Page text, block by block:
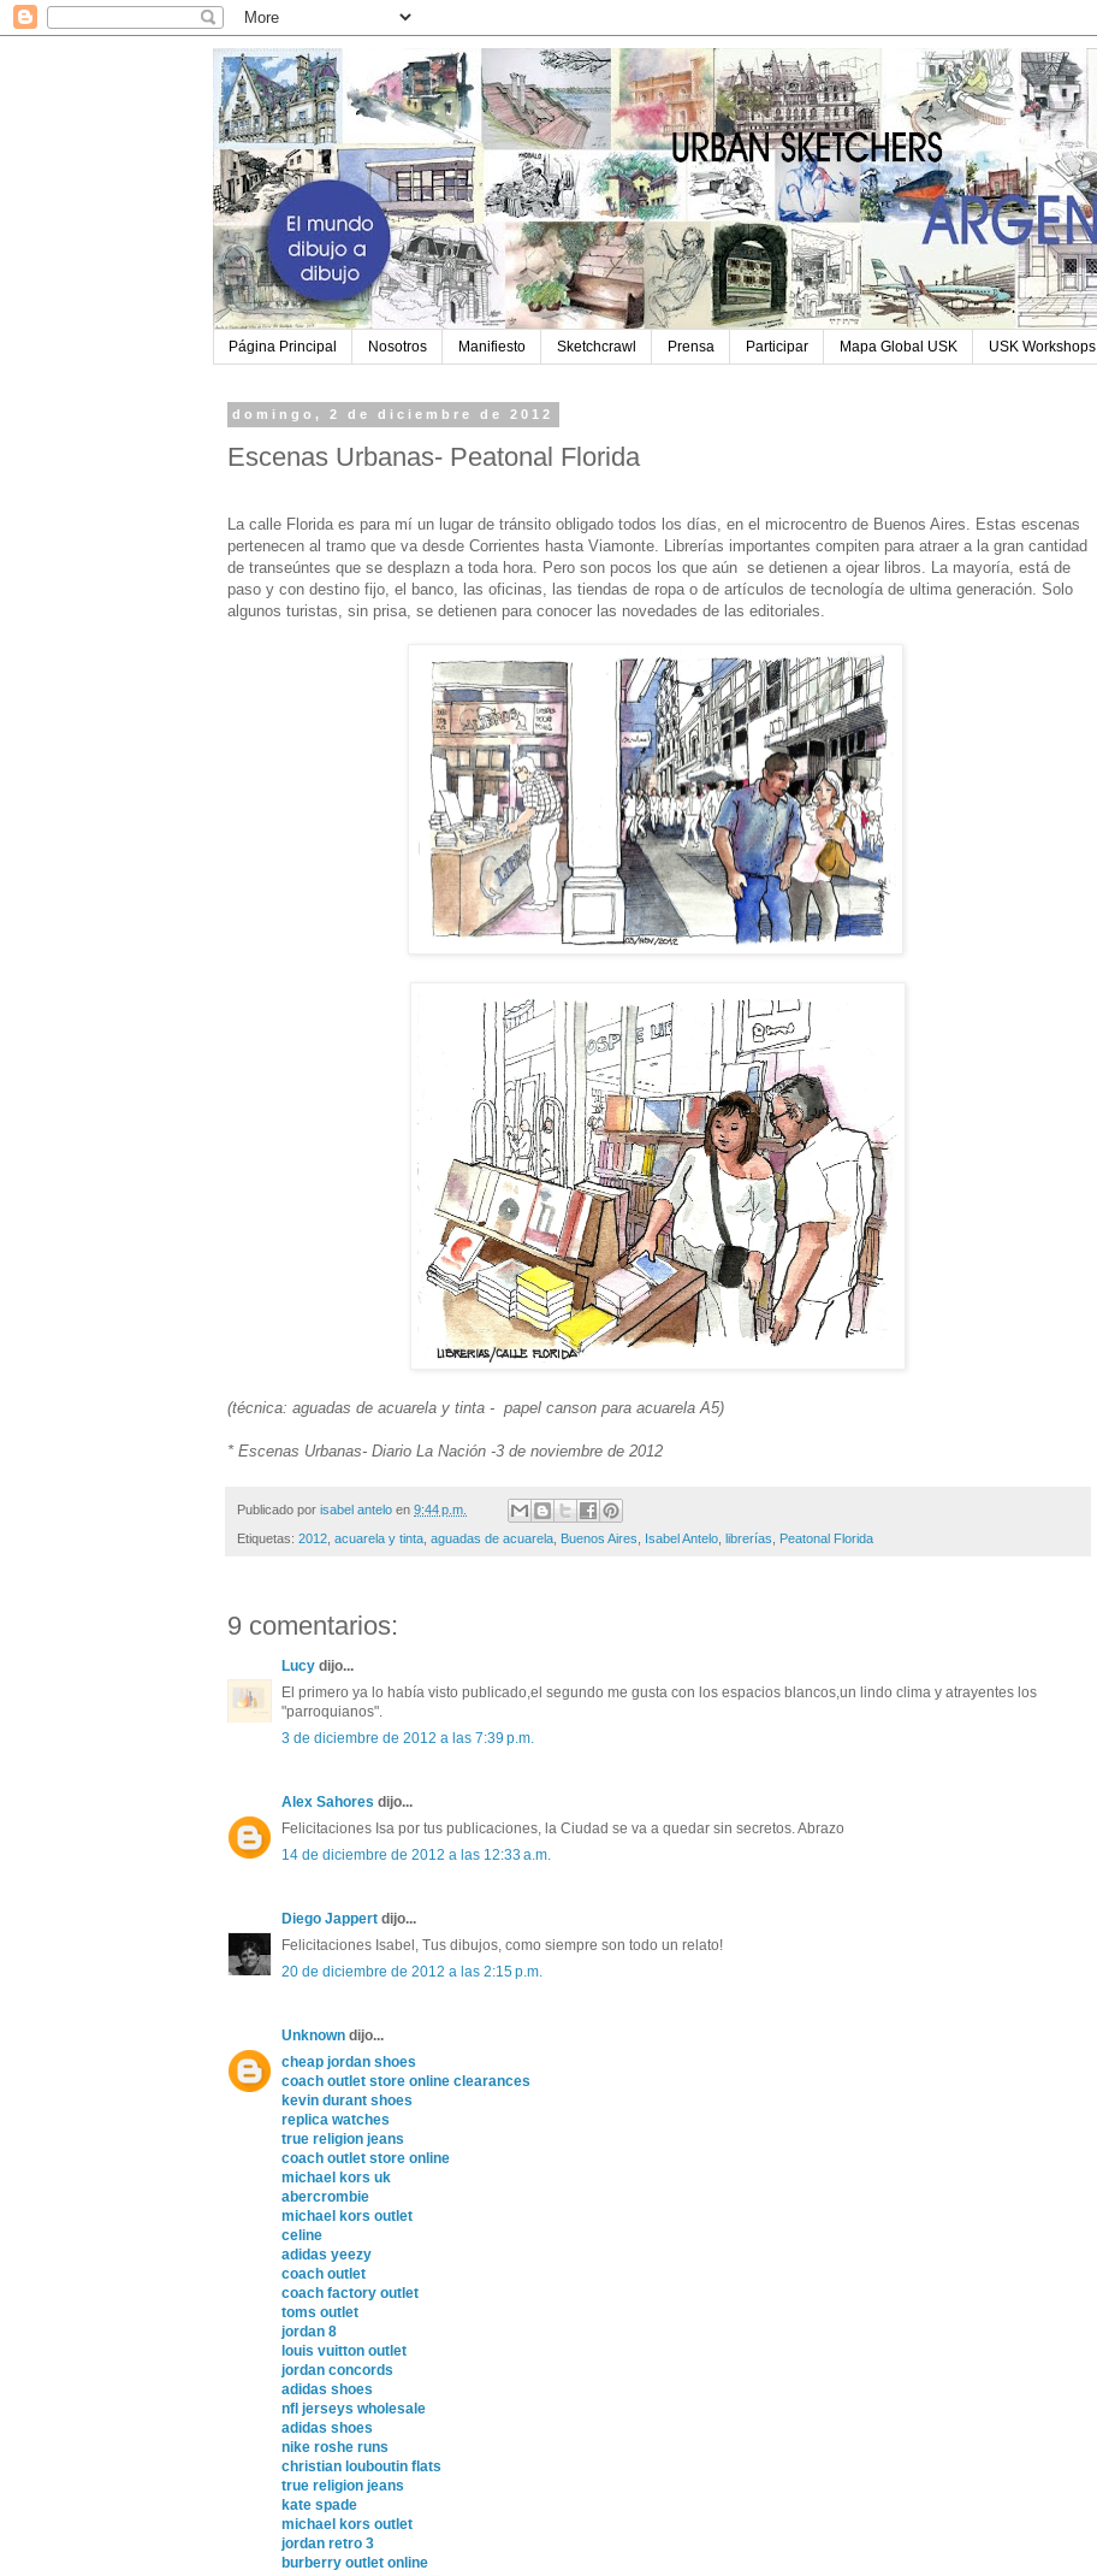
Página Principal Nosotros Manifiesto Sketchcrawl Prensa Participar Mapa Global USK USK Workshops
domingo, 2 de diciembre de 2012
Escenas Urbanas- Peatonal Florida
La calle Florida es para mí un lugar de tránsito obligado todos los días, en el microcentro de Buenos Aires. Estas escenas
pertenecen al tramo que va desde Corrientes hasta Viamonte. Librerías importantes compiten para atraer a la gran cantidad
de transeúntes que se desplazn a toda hora. Pero son pocos los que aún se detienen a ojear libros. La mayoría, está de
paso y con destino fijo, el banco, las oficinas, las tiendas de ropa o de artículos de tecnología de ultima generación. Solo
algunos turistas, sin prisa, se detienen para conocer las novedades de las editoriales.
(técnica: aguadas de acuarela y tinta - papel canson para acuarela A5)
* Escenas Urbanas- Diario La Nación -3 de noviembre de 2012
Publicado por isabel antelo en 9:44 p.m.
Etiquetas: 2012, acuarela y tinta, aguadas de acuarela, Buenos Aires, Isabel Antelo, librerías, Peatonal Florida
9 comentarios:
Lucy dijo...
El primero ya lo había visto publicado,el segundo me gusta con los espacios blancos,un lindo clima y atrayentes los
"parroquianos".
3 de diciembre de 2012 a las 7:39 p.m.
Alex Sahores dijo...
Felicitaciones Isa por tus publicaciones, la Ciudad se va a quedar sin secretos. Abrazo
14 de diciembre de 2012 a las 12:33 a.m.
Diego Jappert dijo...
Felicitaciones Isabel, Tus dibujos, como siempre son todo un relato!
20 de diciembre de 2012 a las 2:15 p.m.
Unknown dijo...
cheap jordan shoes
coach outlet store online clearances
kevin durant shoes
replica watches
true religion jeans
coach outlet store online
michael kors uk
abercrombie
michael kors outlet
celine
adidas yeezy
coach outlet
coach factory outlet
toms outlet
jordan 8
louis vuitton outlet
jordan concords
adidas shoes
nfl jerseys wholesale
adidas shoes
nike roshe runs
christian louboutin flats
true religion jeans
kate spade
michael kors outlet
jordan retro 3
burberry outlet online